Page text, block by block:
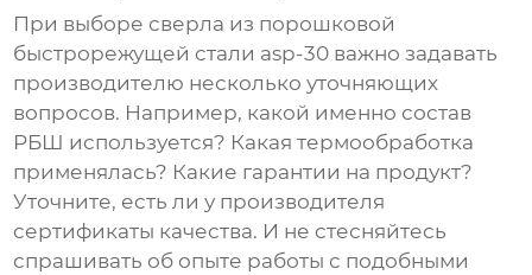
При выборе сверла из порошковой
быстрорежущей стали asp-30 важно задавать
производителю несколько уточняющих
вопросов. Например, какой именно состав
РБШ используется? Какая термообработка
применялась? Какие гарантии на продукт?
Уточните, есть ли у производителя
сертификаты качества. И не стесняйтесь
спрашивать об опыте работы с подобными